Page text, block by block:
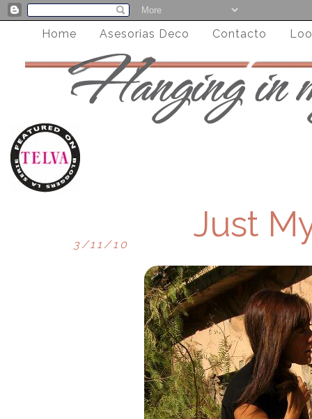
Home Asesorias Deco Contacto
3/11/10 Just